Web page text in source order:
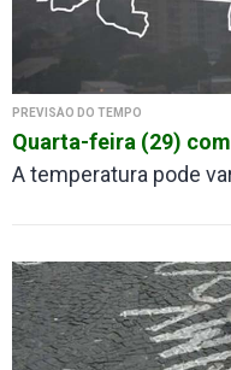
PREVISÃO DO TEMPO
Quarta-feira (29)
A temperatura pode